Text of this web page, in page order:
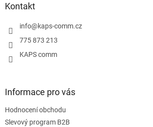
Kontakt
info@kaps-comm.cz
775 873 213
KAPS comm
Informace pro vás
Hodnocení obchodu
Slevový program B2B